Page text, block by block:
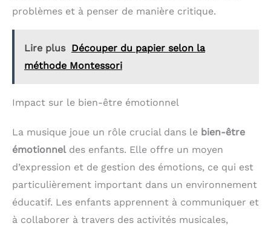
problèmes et à penser de manière critique.
Lire plus Découper du papier selon la
méthode Montessori
Impact sur le bien-être émotionnel
La musique joue un rôle crucial dans le bien-être
émotionneldes enfants. Elle offre un moyen
d’expression et de gestion des émotions, ce qui est
particulièrement important dans un environnement
éducatif. Les enfants apprennent à communiquer et
à collaborer à travers des activités musicales,